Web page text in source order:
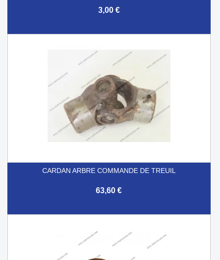
3,00 €
CARDAN ARBRE COMMANDE DE TREUIL
63,60 €